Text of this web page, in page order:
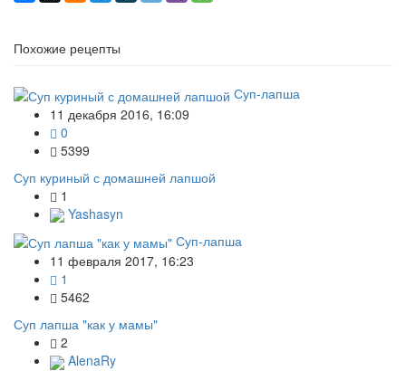
Похожие рецепты
Суп-лапша
11 декабря 2016, 16:09
0
5399
Суп куриный с домашней лапшой
1
Yashasyn
Суп-лапша
11 февраля 2017, 16:23
1
5462
Суп лапша "как у мамы"
2
AlenaRy